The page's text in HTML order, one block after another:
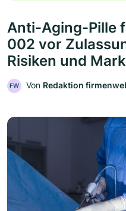
Anti-Aging-Pille
002 vor
Risiken und
FW Von Redaktion